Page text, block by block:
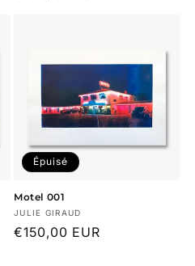
Épuisé
Motel 001
Fournisseur :
JULIE GIRAUD
Prix
€150,00 EUR